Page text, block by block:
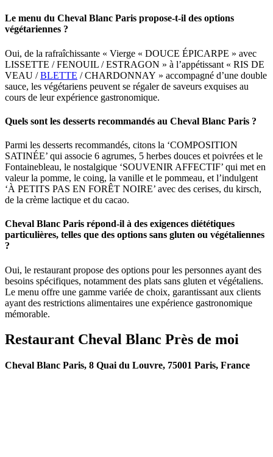
Le menu du Cheval Blanc Paris propose-t-il des options
végétariennes ?
Oui, de la rafraîchissante « Vierge « DOUCE ÉPICARPE » avec
LISSETTE / FENOUIL / ESTRAGON » à l’appétissant « RIS DE
VEAU /BLETTE / CHARDONNAY » accompagné d’une double
sauce, les végétariens peuvent se régaler de saveurs exquises au
cours de leur expérience gastronomique.
Quels sont les desserts recommandés au Cheval Blanc Paris ?
Parmi les desserts recommandés, citons la ‘COMPOSITION
SATINÉE’ qui associe 6 agrumes, 5 herbes douces et poivrées et le
Fontainebleau, le nostalgique ‘SOUVENIR AFFECTIF’ qui met en
valeur la pomme, le coing, la vanille et le pommeau, et l’indulgent
‘À PETITS PAS EN FORÊT NOIRE’ avec des cerises, du kirsch,
de la crème lactique et du cacao.
Cheval Blanc Paris répond-il à des exigences diététiques
particulières, telles que des options sans gluten ou végétaliennes
?
Oui, le restaurant propose des options pour les personnes ayant des
besoins spécifiques, notamment des plats sans gluten et végétaliens.
Le menu offre une gamme variée de choix, garantissant aux clients
ayant des restrictions alimentaires une expérience gastronomique
mémorable.
Restaurant Cheval Blanc Près de moi
Cheval Blanc Paris, 8 Quai du Louvre, 75001 Paris, France